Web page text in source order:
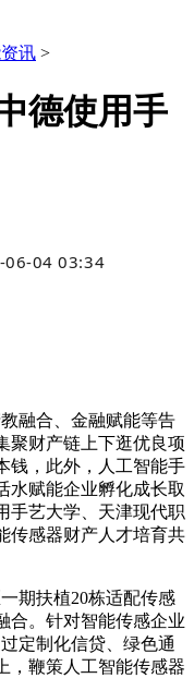
讯 >
德使用手
06-04 03:34
融合、金融赋能等告
聚财产链上下逛优良项
钱，此外，人工智能手
水赋能企业孵化成长取
手艺大学、天津现代职
传感器财产人才培育共
期扶植20栋适配传感
合。针对智能传感企业
定制化信贷、绿色通
，鞭策人工智能传感器